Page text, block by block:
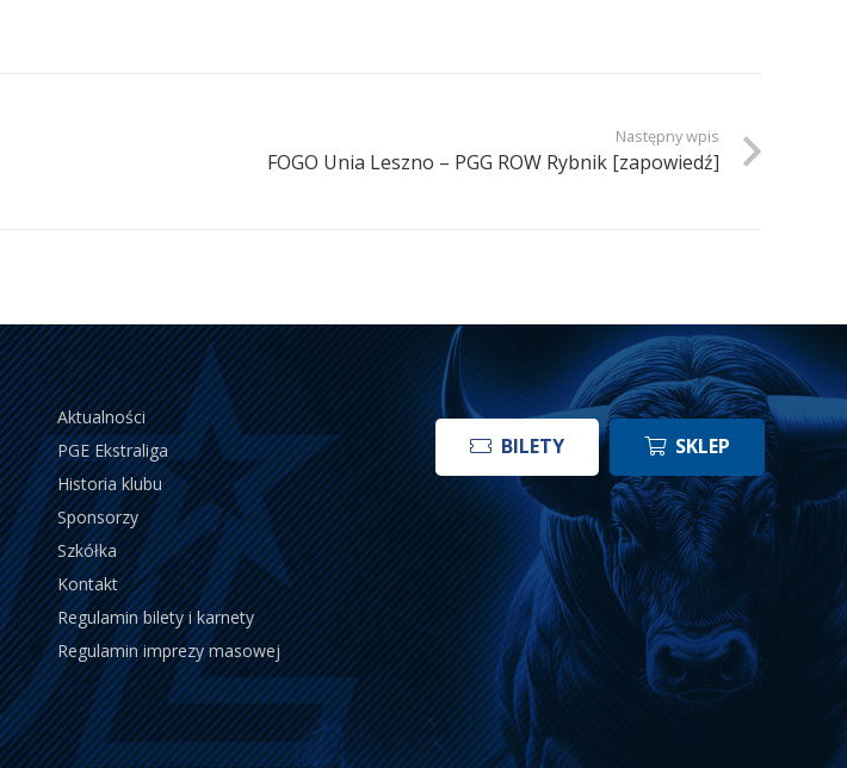
Następny wpis
FOGO Unia Leszno – PGG ROW Rybnik [zapowiedź]
Aktualności
PGE Ekstraliga
Historia klubu
Sponsorzy
Szkółka
Kontakt
Regulamin bilety i karnety
Regulamin imprezy masowej
BILETY SKLEP